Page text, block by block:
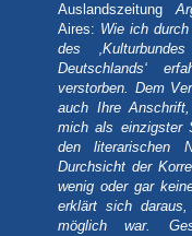
Auslandszeitung
Aires: Wie ich durch
des
Deutschlands‘
verstorben. Dem
auch Ihre
mich als einzigster
den literarischen
Durchsicht der
wenig oder gar
erklärt sich
möglich war.